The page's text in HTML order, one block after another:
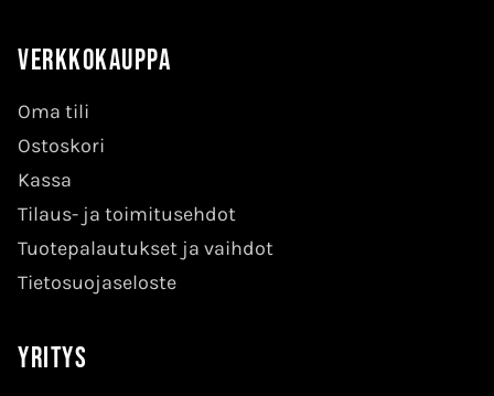
Verkkokauppa
Oma tili
Ostoskori
Kassa
Tilaus- ja toimitusehdot
Tuotepalautukset ja vaihdot
Tietosuojaseloste
Yritys